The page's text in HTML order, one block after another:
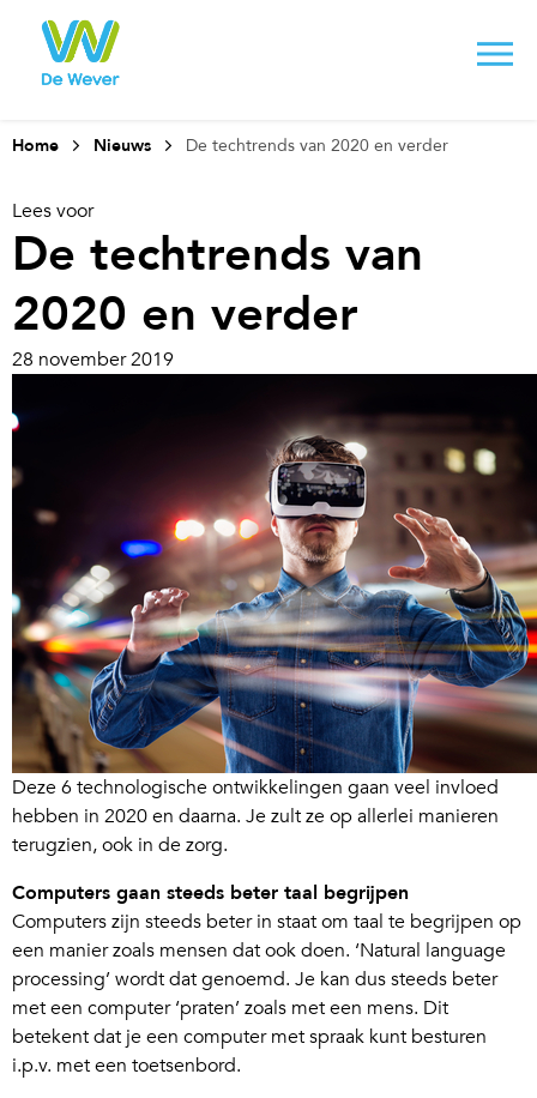
Home Nieuws De techtrends van 2020 en verder
Lees voor
De techtrends van
2020 en verder
28 november 2019
Deze 6 technologische ontwikkelingen gaan veel invloed
hebben in 2020 en daarna. Je zult ze op allerlei manieren
terugzien, ook in de zorg.
Computers gaan steeds beter taal begrijpen
Computers zijn steeds beter in staat om taal te begrijpen op
een manier zoals mensen dat ook doen. ‘Natural language
processing’ wordt dat genoemd. Je kan dus steeds beter
met een computer ‘praten’ zoals met een mens. Dit
betekent dat je een computer met spraak kunt besturen
i.p.v. met een toetsenbord.